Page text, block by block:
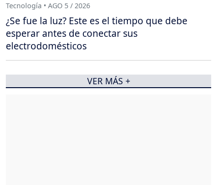
Tecnología • AGO 5 / 2026
¿Se fue la luz? Este es el tiempo que debe
esperar antes de conectar sus
electrodomésticos
VER MÁS +